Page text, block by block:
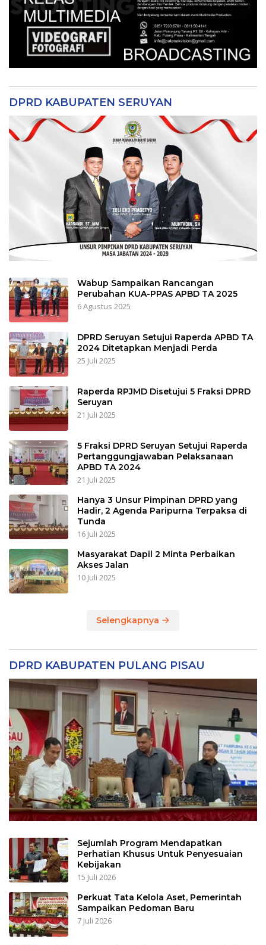
DPRD KABUPATEN SERUYAN
Wabup Sampaikan Rancangan
Perubahan KUA-PPAS APBD TA 2025
6 Agustus 2025
DPRD Seruyan Setujui Raperda APBD TA
2024 Ditetapkan Menjadi Perda
25 Juli 2025
Raperda RPJMD Disetujui 5 Fraksi DPRD
Seruyan
21 Juli 2025
5 Fraksi DPRD Seruyan Setujui Raperda
Pertanggungjawaban Pelaksanaan
APBD TA 2024
21 Juli 2025
Hanya 3 Unsur Pimpinan DPRD yang
Hadir, 2 Agenda Paripurna Terpaksa di
Tunda
16 Juli 2025
Masyarakat Dapil 2 Minta Perbaikan
Akses Jalan
10 Juli 2025
Selengkapnya
DPRD KABUPATEN PULANG PISAU
Sejumlah Program Mendapatkan
Perhatian Khusus Untuk Penyesuaian
Kebijakan
15 Juli 2026
Perkuat Tata Kelola Aset, Pemerintah
Sampaikan Pedoman Baru
7 Juli 2026